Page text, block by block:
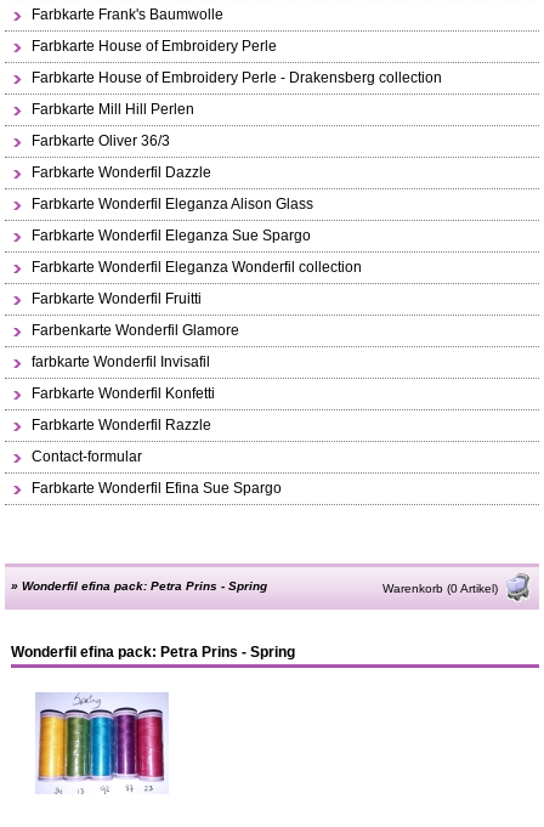
Farbkarte Frank's Baumwolle
Farbkarte House of Embroidery Perle
Farbkarte House of Embroidery Perle - Drakensberg collection
Farbkarte Mill Hill Perlen
Farbkarte Oliver 36/3
Farbkarte Wonderfil Dazzle
Farbkarte Wonderfil Eleganza Alison Glass
Farbkarte Wonderfil Eleganza Sue Spargo
Farbkarte Wonderfil Eleganza Wonderfil collection
Farbkarte Wonderfil Fruitti
Farbenkarte Wonderfil Glamore
farbkarte Wonderfil Invisafil
Farbkarte Wonderfil Konfetti
Farbkarte Wonderfil Razzle
Contact-formular
Farbkarte Wonderfil Efina Sue Spargo
»Wonderfil efina pack: Petra Prins - Spring Warenkorb (0 Artikel)
Wonderfil efina pack: Petra Prins - Spring